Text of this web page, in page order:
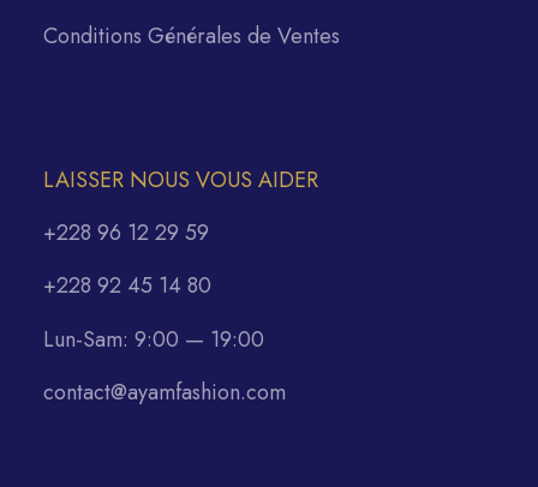
Conditions Générales de Ventes
LAISSER NOUS VOUS AIDER
+228 96 12 29 59
+228 92 45 14 80
Lun-Sam: 9:00 — 19:00
contact@ayamfashion.com